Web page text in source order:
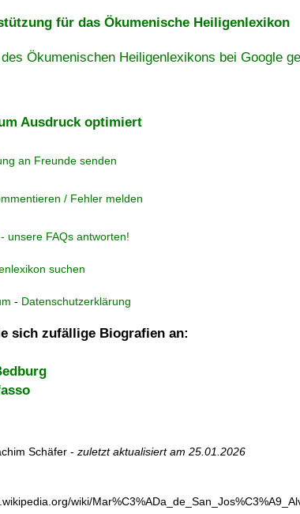
für das Ökumenische Heiligenlexikon
Ökumenischen Heiligenlexikons bei Google
Ausdruck optimiert
an Freunde senden
/ Fehler melden
unsere FAQs antworten!
suchen
- Datenschutzerklärung
sich zufällige Biografien an:
Schäfer - zuletzt aktualisiert am 25.01.2026
wiki/